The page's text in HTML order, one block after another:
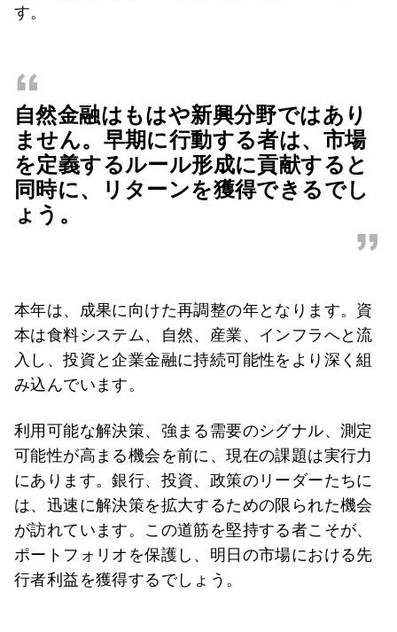
す。
“
自然金融はもはや新興分野ではあり
ません。早期に行動する者は、市場
を定義するルール形成に貢献すると
同時に、リターンを獲得できるでし
ょう。
”
本年は、成果に向けた再調整の年となります。資
本は食料システム、自然、産業、インフラへと流
入し、投資と企業金融に持続可能性をより深く組
み込んでいます。
利用可能な解決策、強まる需要のシグナル、測定
可能性が高まる機会を前に、現在の課題は実行力
にあります。銀行、投資、政策のリーダーたちに
は、迅速に解決策を拡大するための限られた機会
が訪れています。この道筋を堅持する者こそが、
ポートフォリオを保護し、明日の市場における先
行者利益を獲得するでしょう。